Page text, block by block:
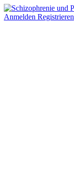
Anmelden Registrieren